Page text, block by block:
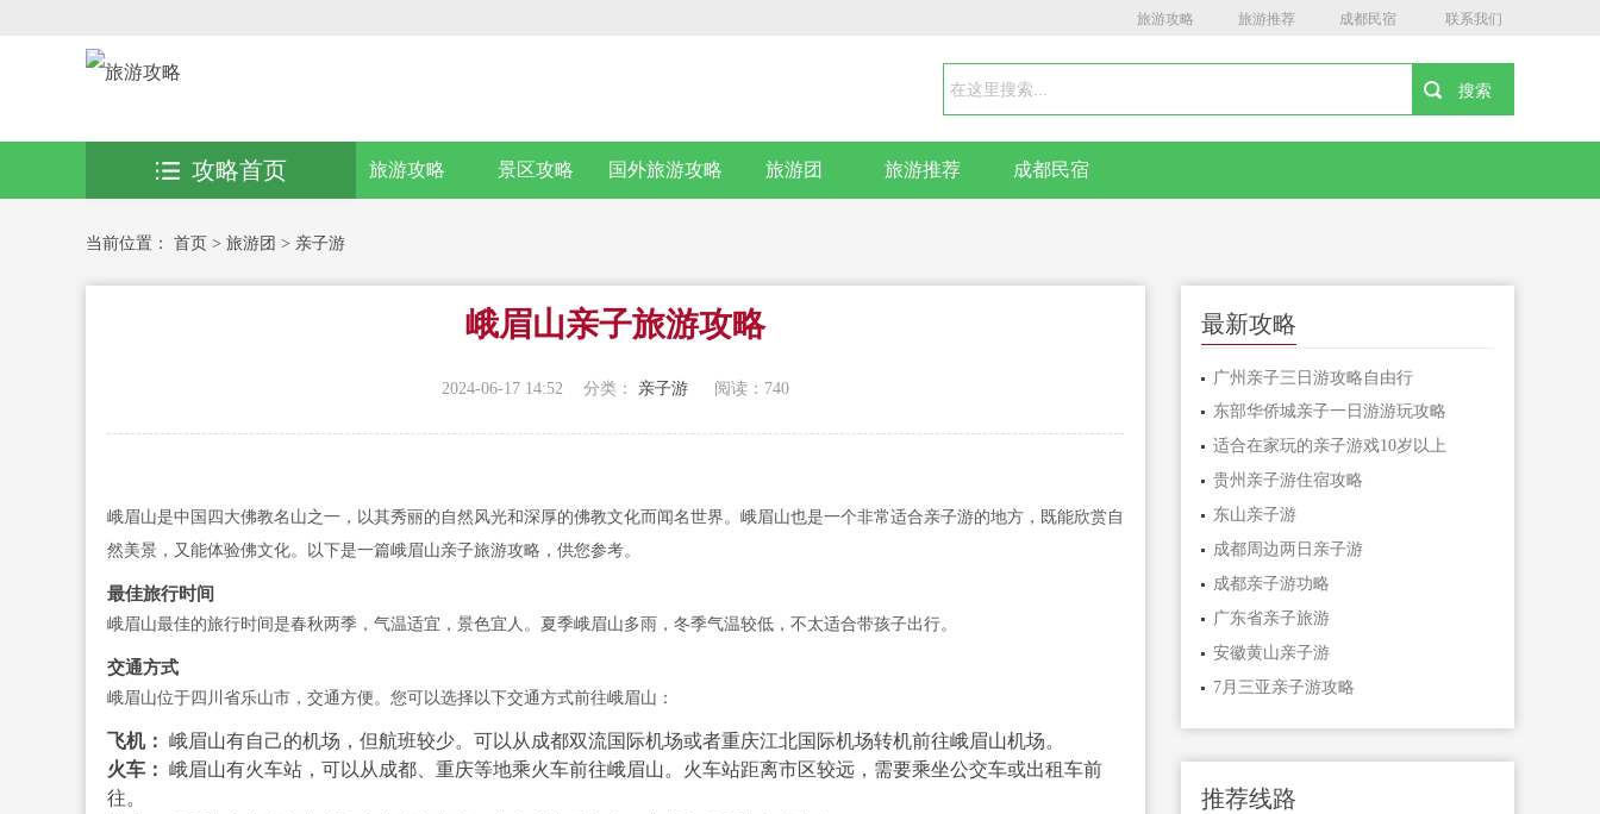
旅游攻略 旅游推荐 成都民宿 联系我们
旅游攻略 景区攻略 国外旅游攻略 旅游团 旅游推荐 成都民宿
攻略首页
当前位置： 首页 > 旅游团 > 亲子游
峨眉山亲子旅游攻略
2024-06-17 14:52 分类： 亲子游 阅读： 740
峨眉山是中国四大佛教名山之一，以其秀丽的自然风光和深厚的佛教文化而闻名世界。峨眉山也是一个非常适合亲子游的地方，既能欣赏自
然美景，又能体验佛文化。以下是一篇峨眉山亲子旅游攻略，供您参考。
最佳旅行时间
峨眉山最佳的旅行时间是春秋两季，气温适宜，景色宜人。夏季峨眉山多雨，冬季气温较低，不太适合带孩子出行。
交通方式
峨眉山位于四川省乐山市，交通方便。您可以选择以下交通方式前往峨眉山：
飞机： 峨眉山有自己的机场，但航班较少。可以从成都双流国际机场或者重庆江北国际机场转机前往峨眉山机场。
火车： 峨眉山有火车站，可以从成都、重庆等地乘火车前往峨眉山。火车站距离市区较远，需要乘坐公交车或出租车前
往。
最新攻略
广州亲子三日游攻略自由行
东部华侨城亲子一日游游玩攻略
适合在家玩的亲子游戏10岁以上
贵州亲子游住宿攻略
东山亲子游
成都周边两日亲子游
成都亲子游功略
广东省亲子旅游
安徽黄山亲子游
7月三亚亲子游攻略
推荐线路